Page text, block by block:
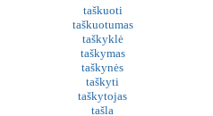
taškuoti
taškuotumas
taškyklė
taškymas
taškynės
taškyti
taškytojas
tašla